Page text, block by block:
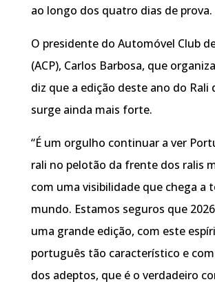
ao longo dos quatro dias de prova.
O presidente do Automóvel Club
(ACP), Carlos Barbosa, que
diz que a edição deste ano do Rali
surge ainda mais forte.
“É um orgulho continuar a ver
rali no pelotão da frente dos ralis
com uma visibilidade que chega a
mundo. Estamos seguros que
uma grande edição, com este
português tão característico e
dos adeptos, que é o verdadeiro